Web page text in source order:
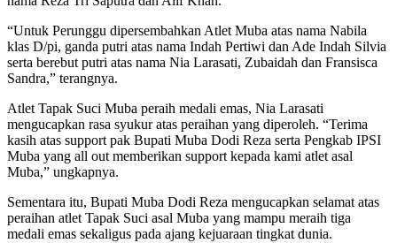
“Untuk Perunggu dipersembahkan Atlet Muba atas nama Nabila
klas D/pi, ganda putri atas nama Indah Pertiwi dan Ade Indah Silvia
serta berebut putri atas nama Nia Larasati, Zubaidah dan Fransisca
Sandra,” terangnya.
Atlet Tapak Suci Muba peraih medali emas, Nia Larasati
mengucapkan rasa syukur atas peraihan yang diperoleh. “Terima
kasih atas support pak Bupati Muba Dodi Reza serta Pengkab IPSI
Muba yang all out memberikan support kepada kami atlet asal
Muba,” ungkapnya.
Sementara itu, Bupati Muba Dodi Reza mengucapkan selamat atas
peraihan atlet Tapak Suci asal Muba yang mampu meraih tiga
medali emas sekaligus pada ajang kejuaraan tingkat dunia.